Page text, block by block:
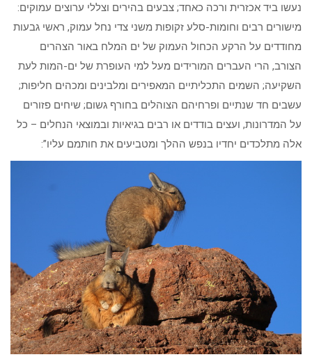
נעשו ביד אכזרית ורכה כאחד; צבעים בהירים וצללי ערוצים עמוקים:
מישורים רבים וחומות-סלע זקופות משני צדי נחל עמוק, ראשי גבעות
מחודדים על הרקע הכחול העמוק של ים המלח באור הצהרים
הצורב, הרי העברים המורידים מעל למי העופרת של ים-המות לעת
השקיעה; השמים התכליתיים המאפירים ומלבינים ומכהים חליפות;
עשבים חד שנתיים ופרחיהם הצוהלים בחורף גשום; שיחים פזורים
על המדרונות, ועצים בודדים או רבים בגיאיות ובמוצאי הנחלים – כל
אלה מתלכדים יחדיו בנפש ההלך ומטביעים את חותמם עליו”: